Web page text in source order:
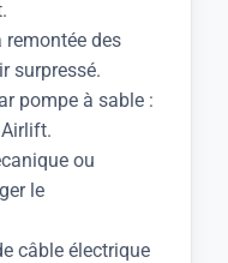
des
surpressé.
pompe à sable :
ou
le
câble électrique